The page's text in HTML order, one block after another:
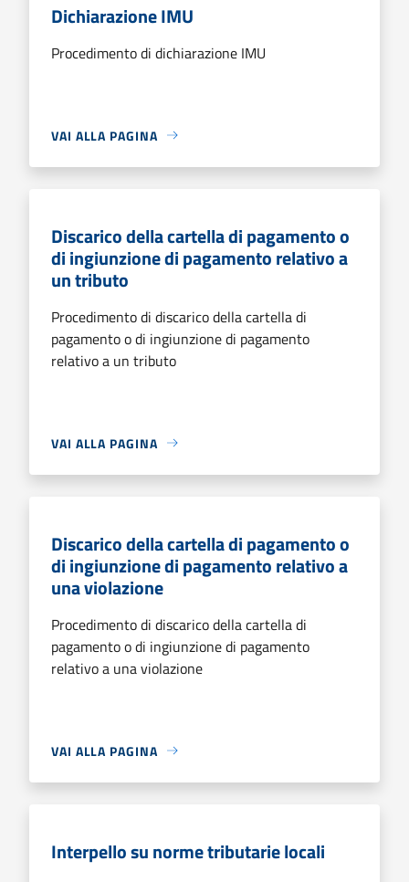
Dichiarazione IMU
Procedimento di dichiarazione IMU
VAI ALLA PAGINA
Discarico della cartella di pagamento o
di ingiunzione di pagamento relativo a
un tributo
Procedimento di discarico della cartella di
pagamento o di ingiunzione di pagamento
relativo a un tributo
VAI ALLA PAGINA
Discarico della cartella di pagamento o
di ingiunzione di pagamento relativo a
una violazione
Procedimento di discarico della cartella di
pagamento o di ingiunzione di pagamento
relativo a una violazione
VAI ALLA PAGINA
Interpello su norme tributarie locali